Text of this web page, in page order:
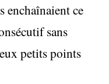
enchaînaient ce
sans
petits points